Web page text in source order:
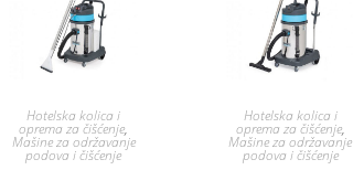
Hotelska kolica i
oprema za čišćenje,
Mašine za održavanje
podova i čišćenje
Hotelska kolica i
oprema za čišćenje,
Mašine za održavanje
podova i čišćenje